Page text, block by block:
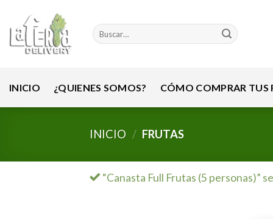
content
Buscar
por:
INICIO ¿QUIENES SOMOS? CÓMO COMPRAR TUS
INICIO / FRUTAS
“Canasta Full Frutas (5 personas)”